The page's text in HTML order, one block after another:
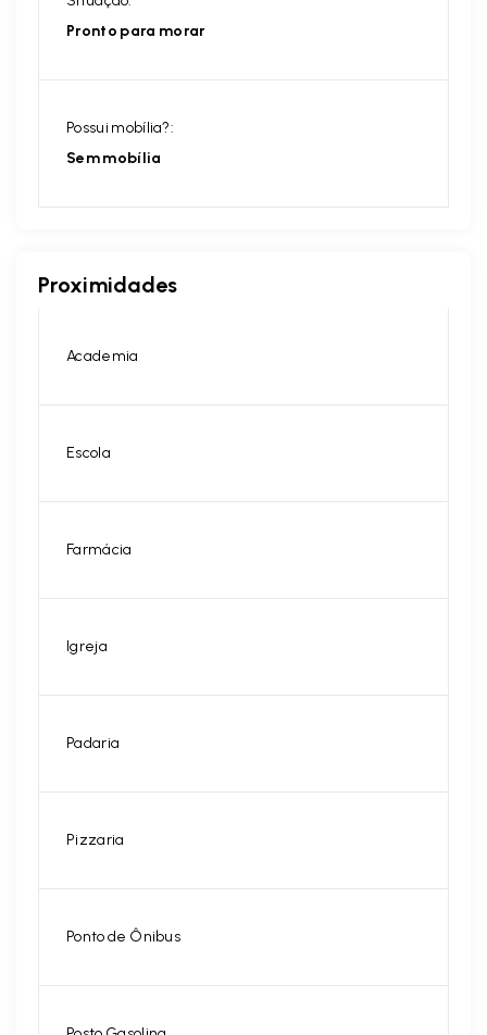
Pronto para morar
Possui mobília?:
Sem mobília
Proximidades
Academia
Escola
Farmácia
Igreja
Padaria
Pizzaria
Ponto de Ônibus